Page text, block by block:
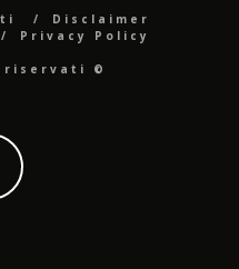
Disclaimer
Privacy Policy
©